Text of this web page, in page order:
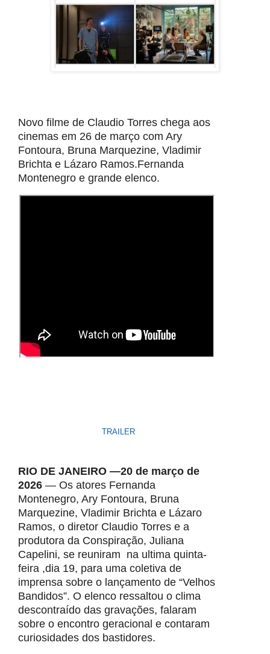
Novo filme de Claudio Torres chega aos
cinemas em 26 de março com Ary
Fontoura, Bruna Marquezine, Vladimir
Brichta e Lázaro Ramos.Fernanda
Montenegro e grande elenco.
TRAILER
RIO DE JANEIRO —20 de março de
2026 — Os atores Fernanda
Montenegro, Ary Fontoura, Bruna
Marquezine, Vladimir Brichta e Lázaro
Ramos, o diretor Claudio Torres e a
produtora da Conspiração, Juliana
Capelini, se reuniram na ultima quinta-
feira ,dia 19, para uma coletiva de
imprensa sobre o lançamento de “Velhos
Bandidos”. O elenco ressaltou o clima
descontraído das gravações, falaram
sobre o encontro geracional e contaram
curiosidades dos bastidores.